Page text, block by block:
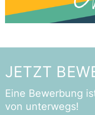
JETZT
Eine Bewerbung
von unterwegs!